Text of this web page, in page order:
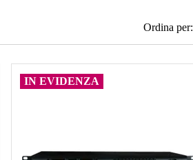
Ordina per:
IN EVIDENZA